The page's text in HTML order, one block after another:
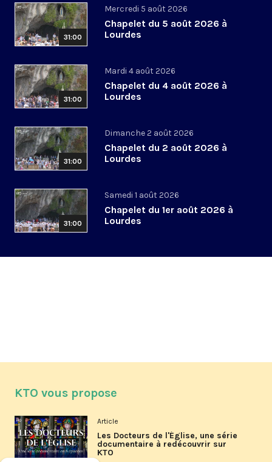
31:00
Mercredi 5 août 2026
Chapelet du 5 août 2026 à
Lourdes
31:00
Mardi 4 août 2026
Chapelet du 4 août 2026 à
Lourdes
31:00
Dimanche 2 août 2026
Chapelet du 2 août 2026 à
Lourdes
31:00
Samedi 1 août 2026
Chapelet du 1er août 2026 à
Lourdes
KTO vous propose
Article
Les Docteurs de l'Église, une série
documentaire à redécouvrir sur
KTO